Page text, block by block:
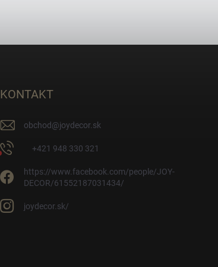
KONTAKT
obchod@joydecor.sk
+421 948 330 321
https://www.facebook.com/people/JOY-
DECOR/61552187031434/
joydecor.sk/